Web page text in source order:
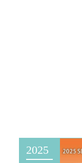
2025